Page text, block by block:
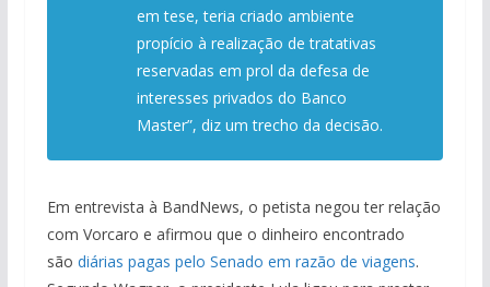
em tese, teria criado ambiente
propício à realização de tratativas
reservadas em prol da defesa de
interesses privados do Banco
Master”, diz um trecho da decisão.
Em entrevista à BandNews, o petista negou ter relação
com Vorcaro e afirmou que o dinheiro encontrado
são diárias pagas pelo Senado em razão de viagens.